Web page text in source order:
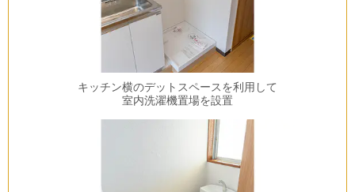
キッチン横のデットスペースを利用して
室内洗濯機置場を設置